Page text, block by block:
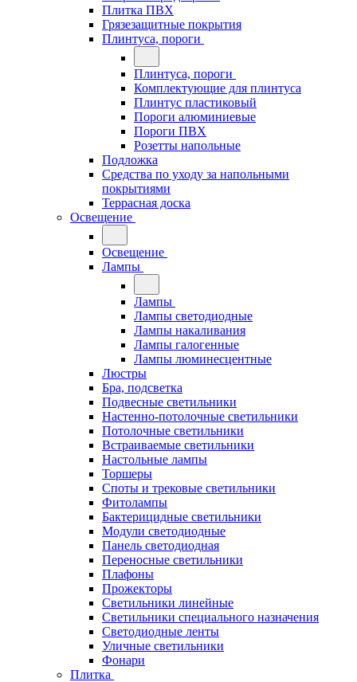
Плитка ПВХ
Грязезащитные покрытия
Плинтуса, пороги
Плинтуса, пороги
Комплектующие для плинтуса
Плинтус пластиковый
Пороги алюминиевые
Пороги ПВХ
Розетты напольные
Подложка
Средства по уходу за напольными
покрытиями
Террасная доска
Освещение
Освещение
Лампы
Лампы
Лампы светодиодные
Лампы накаливания
Лампы галогенные
Лампы люминесцентные
Люстры
Бра, подсветка
Подвесные светильники
Настенно-потолочные светильники
Потолочные светильники
Встраиваемые светильники
Настольные лампы
Торшеры
Споты и трековые светильники
Фитолампы
Бактерицидные светильники
Модули светодиодные
Панель светодиодная
Переносные светильники
Плафоны
Прожекторы
Светильники линейные
Светильники специального назначения
Светодиодные ленты
Уличные светильники
Фонари
Плитка